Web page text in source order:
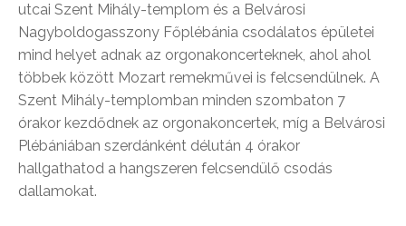
utcai Szent Mihály-templom és a Belvárosi
Nagyboldogasszony Főplébánia csodálatos épületei
mind helyet adnak az orgonakoncerteknek, ahol ahol
többek között Mozart remekművei is felcsendülnek. A
Szent Mihály-templomban minden szombaton 7
órakor kezdődnek az orgonakoncertek, míg a Belvárosi
Plébániában szerdánként délután 4 órakor
hallgathatod a hangszeren felcsendülő csodás
dallamokat.